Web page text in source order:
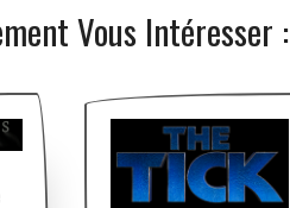
Vous Intéresser :